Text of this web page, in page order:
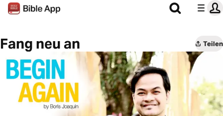
Fang neu an Teilen